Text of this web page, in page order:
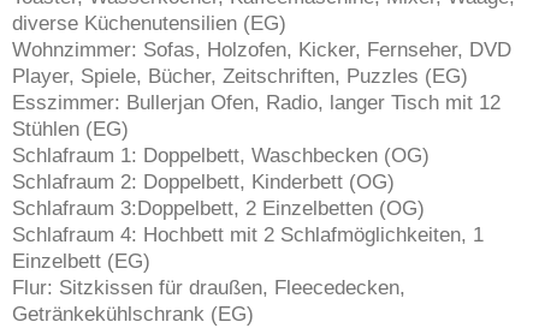
diverse Küchenutensilien (EG)
Wohnzimmer: Sofas, Holzofen, Kicker, Fernseher, DVD
Player, Spiele, Bücher, Zeitschriften, Puzzles (EG)
Esszimmer: Bullerjan Ofen, Radio, langer Tisch mit 12
Stühlen (EG)
Schlafraum 1: Doppelbett, Waschbecken (OG)
Schlafraum 2: Doppelbett, Kinderbett (OG)
Schlafraum 3:Doppelbett, 2 Einzelbetten (OG)
Schlafraum 4: Hochbett mit 2 Schlafmöglichkeiten, 1
Einzelbett (EG)
Flur: Sitzkissen für draußen, Fleecedecken,
Getränkekühlschrank (EG)